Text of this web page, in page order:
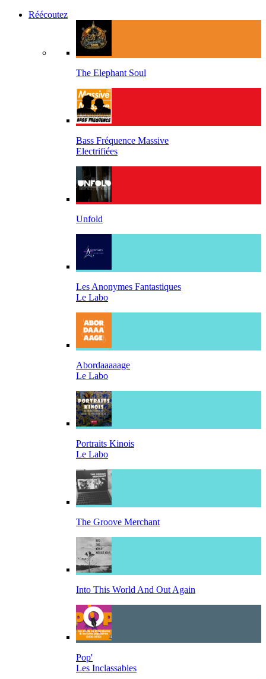
Réécoutez
The Elephant Soul
Bass Fréquence Massive
Electrifiées
Unfold
Les Anonymes Fantastiques
Le Labo
Abordaaaaage
Le Labo
Portraits Kinois
Le Labo
The Groove Merchant
Into This World And Out Again
Pop'
Les Inclassables